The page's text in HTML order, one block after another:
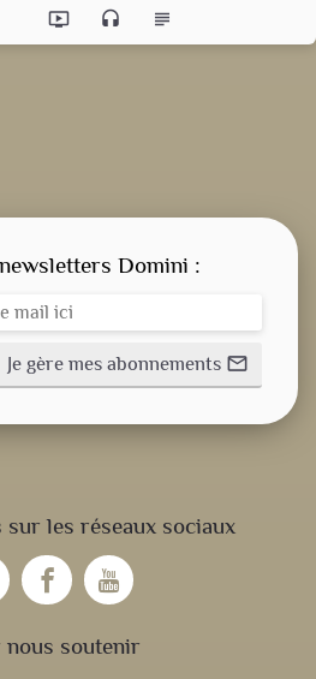
ondemand_video headset subject
sur les réseaux sociaux
nous soutenir
Domini :
Je gère mes abonnements mail_outline